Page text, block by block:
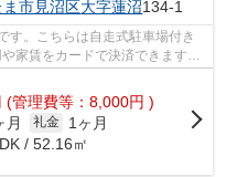
ま市見沼区大字蓮沼134-1
す。こちらは自走式駐車場付き
家賃をカードで決済できます。
(管理費等：8,000円 )
月 礼金
1ヶ月
/ 52.16㎡